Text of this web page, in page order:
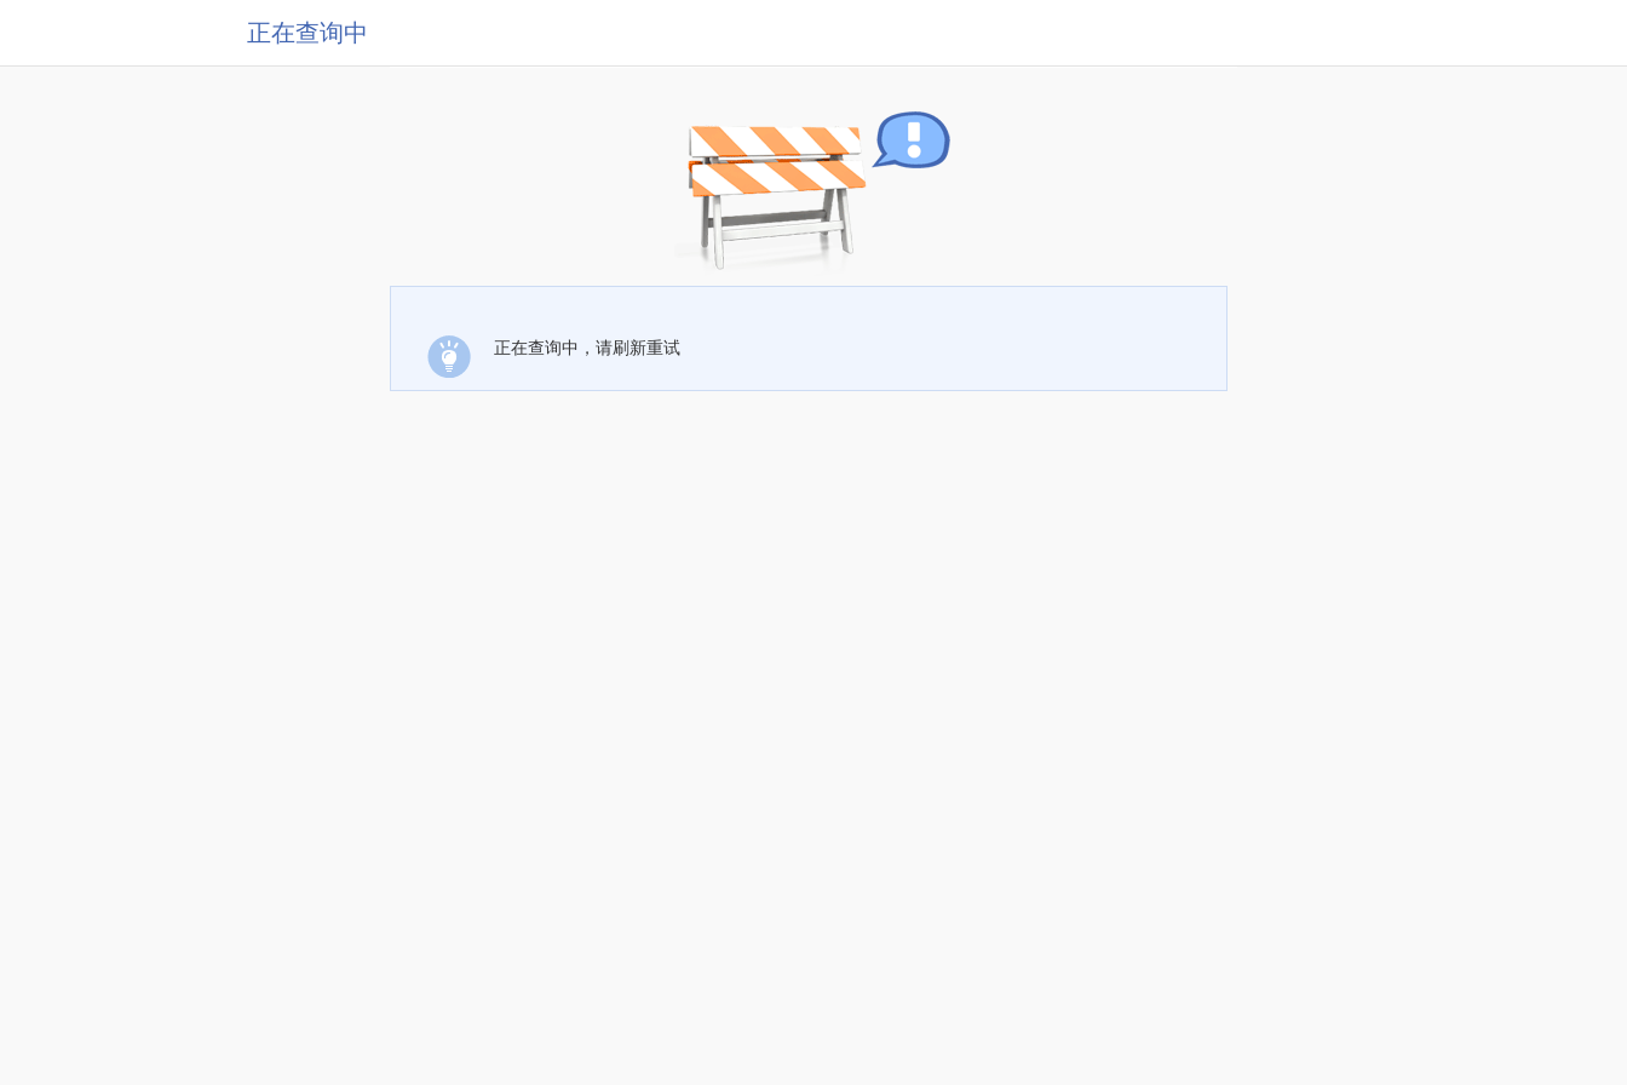
正在查询中
正在查询中，请刷新重试